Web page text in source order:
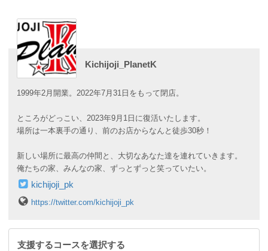
Kichijoji_PlanetK
1999年2月開業。2022年7月31日をもって閉店。
ところがどっこい、2023年9月1日に復活いたします。
場所は一本裏手の通り、前のお店からなんと徒歩30秒！
新しい場所に最高の仲間と、大切なあなた達を連れていきます。
俺たちの家、みんなの家、ずっとずっと笑っていたい。
kichijoji_pk
https://twitter.com/kichijoji_pk
支援するコースを選択する